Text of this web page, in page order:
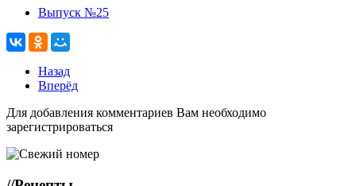
Выпуск №25
Назад
Вперёд
Для добавления комментариев Вам необходимо
зарегистрироваться